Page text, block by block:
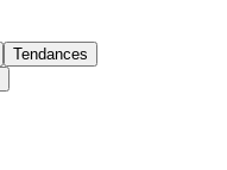
Tendances